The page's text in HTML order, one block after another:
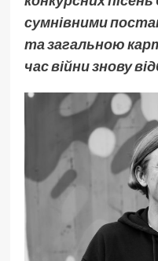
сумнівними
та загальною
час війни знову